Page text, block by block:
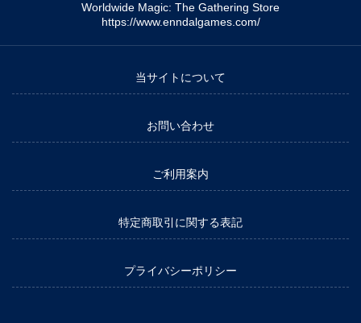
Worldwide Magic: The Gathering Store
https://www.enndalgames.com/
当サイトについて
お問い合わせ
ご利用案内
特定商取引に関する表記
プライバシーポリシー